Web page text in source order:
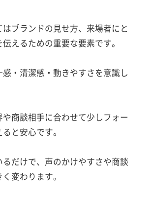
ブランドの見せ方、来場者にと
えるための重要な要素です。
・清潔感・動きやすさを意識し
商談相手に合わせて少しフォー
と安心です。
だけで、声のかけやすさや商談
変わります。